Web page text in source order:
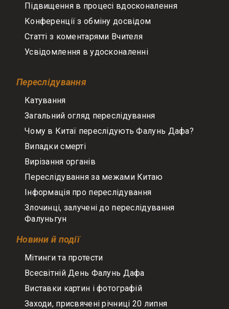
Підвищення в процесі вдосконалення
Конференції з обміну досвідом
Статті з коментарями Вчителя
Усвідомлення в удосконаленні
Переслідування
Катування
Загальний огляд переслідування
Чому в Китаї переслідують Фалунь Дафа?
Випадки смерті
Вирізання органів
Переслідування за межами Китаю
Інформація про переслідування
Злочинці, залучені до переслідування
Фалуньгун
Новини й події
Мітинги та протести
Всесвітній День Фалунь Дафа
Виставки картин і фотографій
Заходи, присвячені річниці 20 липня